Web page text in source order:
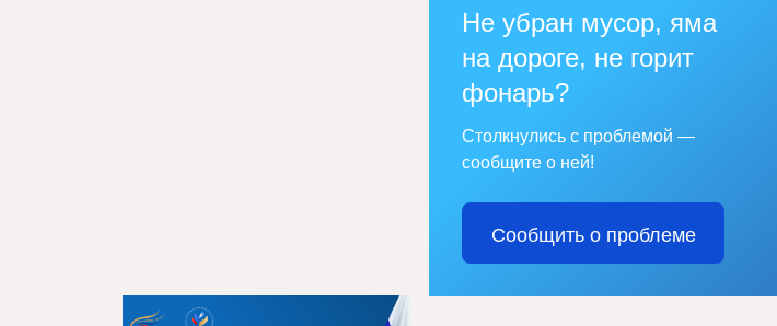
Не убран мусор, яма
на дороге, не горит
фонарь?
Столкнулись с проблемой —
сообщите о ней!
Сообщить о проблеме